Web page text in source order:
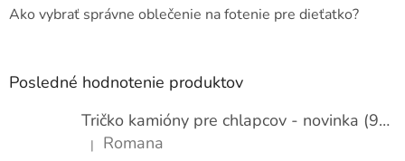
Ako vybrať správne oblečenie na fotenie pre dieťatko?
Posledné hodnotenie produktov
Tričko kamióny pre chlapcov - novinka (98-134)
Hodnotenie produktu je 5 z 5 hviezdičiek.
| Romana